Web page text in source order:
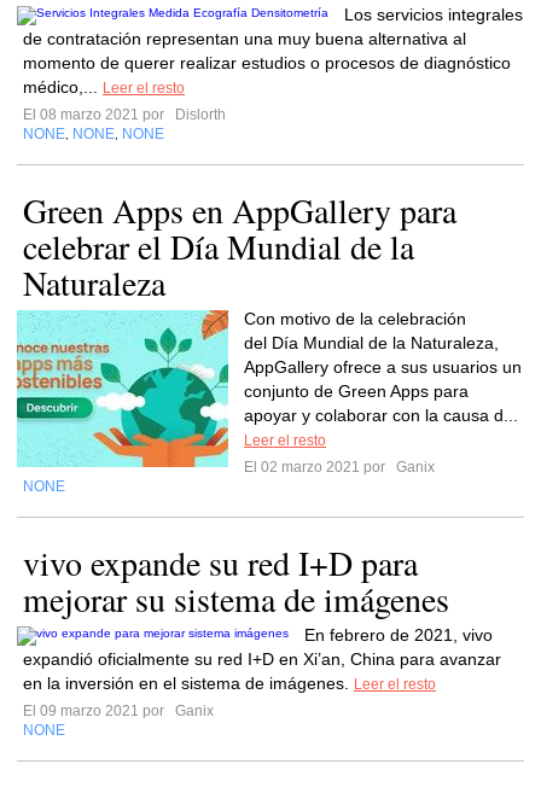
Los servicios integrales
de contratación representan una muy buena alternativa al
momento de querer realizar estudios o procesos de diagnóstico
médico,...
Leer el resto
El 08 marzo 2021 por
Dislorth
NONE NONE NONE
Green Apps en AppGallery para
celebrar el Día Mundial de la
Naturaleza
Con motivo de la celebración
del Día Mundial de la Naturaleza,
AppGallery ofrece a sus usuarios un
conjunto de Green Apps para
apoyar y colaborar con la causa d...
Leer el resto
El 02 marzo 2021 por
Ganix
NONE
vivo expande su red I+D para
mejorar su sistema de imágenes
En febrero de 2021, vivo
expandió oficialmente su red I+D en Xi’an, China para avanzar
en la inversión en el sistema de imágenes.
Leer el resto
El 09 marzo 2021 por
Ganix
NONE